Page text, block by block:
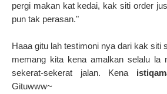
pergi makan kat kedai, kak siti order
pun tak perasan."
Haaa gitu lah testimoni nya dari kak siti
memang kita kena amalkan selalu la
sekerat-sekerat jalan. Kena
Gituwww~